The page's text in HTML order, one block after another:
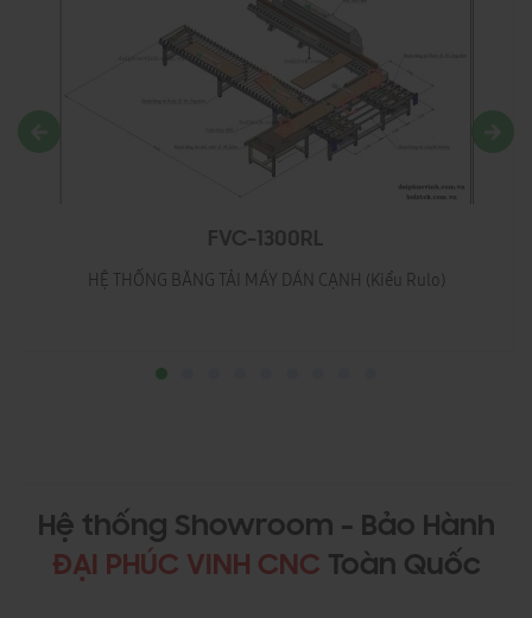
FVC-1300RL
HỆ THỐNG BĂNG TẢI MÁY DÁN CẠNH (Kiểu Rulo)
Hệ thống Showroom - Bảo Hành
ĐẠI PHÚC VINH CNC Toàn Quốc